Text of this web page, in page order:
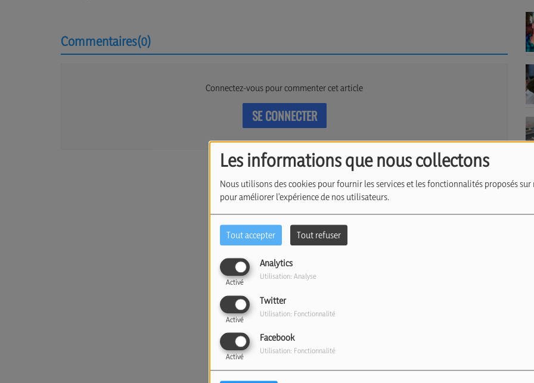
Les informations que nous collectons
Nous utilisons des cookies pour fournir les services et les fonctionnalités proposés
pour améliorer l'expérience de nos utilisateurs.
Tout accepter Tout refuser
Analytics
Activé
Utilisation: Analyse
Twitter
Activé
Utilisation: Fonctionnalité
Facebook
Activé
Utilisation: Fonctionnalité
Commentaires(0)
Connectez-vous pour commenter cet article
SE CONNECTER